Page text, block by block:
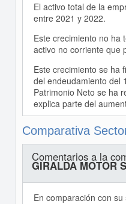
El activo total de la
entre 2021 y 2022.
Este crecimiento no ha
activo no corriente que
Este crecimiento se ha
del endeudamiento del
Patrimonio Neto se ha
explica parte del
Comparativa
Comentarios a la
GIRALDA MOTOR
En comparación con